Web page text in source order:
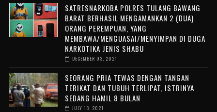
SATRESNARKOBA POLRES TULANG BAWANG
BARAT BERHASIL MENGAMANKAN 2 (DUA)
ORANG PEREMPUAN, YANG
MEMBAWA/MENGUASAI/MENYIMPAN DI DUGA
NARKOTIKA JENIS SHABU
DECEMBER 03, 2021
SEORANG PRIA TEWAS DENGAN TANGAN
TERIKAT DAN TUBUH TERLIPAT, ISTRINYA
SEDANG HAMIL 8 BULAN
JULY 13, 2021